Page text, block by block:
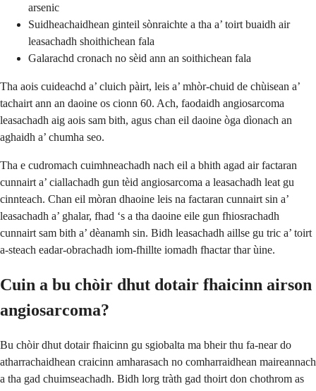
arsenic
Suidheachaidhean ginteil sònraichte a tha a’ toirt buaidh air
leasachadh shoithichean fala
Galarachd cronach no sèid ann an soithichean fala
Tha aois cuideachd a’ cluich pàirt, leis a’ mhòr-chuid de chùisean a’
tachairt ann an daoine os cionn 60. Ach, faodaidh angiosarcoma
leasachadh aig aois sam bith, agus chan eil daoine òga dìonach an
aghaidh a’ chumha seo.
Tha e cudromach cuimhneachadh nach eil a bhith agad air factaran
cunnairt a’ ciallachadh gun tèid angiosarcoma a leasachadh leat gu
cinnteach. Chan eil mòran dhaoine leis na factaran cunnairt sin a’
leasachadh a’ ghalar, fhad ‘s a tha daoine eile gun fhiosrachadh
cunnairt sam bith a’ dèanamh sin. Bidh leasachadh aillse gu tric a’ toirt
a-steach eadar-obrachadh iom-fhillte iomadh fhactar thar ùine.
Cuin a bu chòir dhut dotair fhaicinn airson
angiosarcoma?
Bu chòir dhut dotair fhaicinn gu sgiobalta ma bheir thu fa-near do
atharrachaidhean craicinn amharasach no comharraidhean maireannach
a tha gad chuimseachadh. Bidh lorg tràth gad thoirt don chothrom as